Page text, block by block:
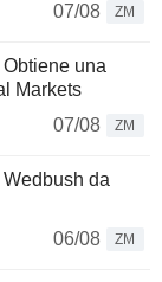
07/08
ZM
una
Markets
07/08
ZM
da
06/08
ZM